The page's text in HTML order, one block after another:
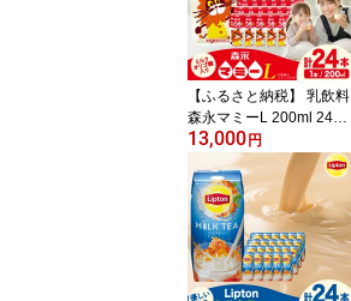
い 買い置き 常温保存 ま
とめ買い 買い置き
【ふるさと納税】 乳飲料
森永マミーL 200ml 24本
森永乳業 [翔栄通商 愛知
県 江南市 ko23btu57007
6] 乳酸菌飲料 さっぱり
飲むヨーグルト のむ ヨ
ーグルト 生きた乳酸菌
保存料不使用 ヨーグルト
ドリンク ソフトドリンク
冷蔵 のむヨーグルト デ
13,000円